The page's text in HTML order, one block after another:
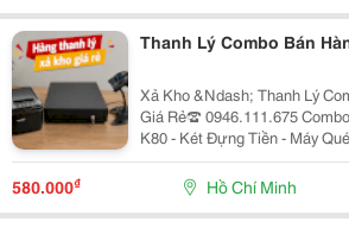
Thanh Lý Combo Bán
Xả Kho &Ndash; Thanh Lý
Giá Rẻ☎️ 0946.111.675 Combo Gồm: - Máy In Hóa Đơn
K80 - Két Đựng Tiền - Máy Quét Mã Vạch Phù Hợp Cho
Tạp Hóa, Shop, Siêu Thị Mini,
Hệ: 0946.111.675
580.000₫ Hồ Chí Minh